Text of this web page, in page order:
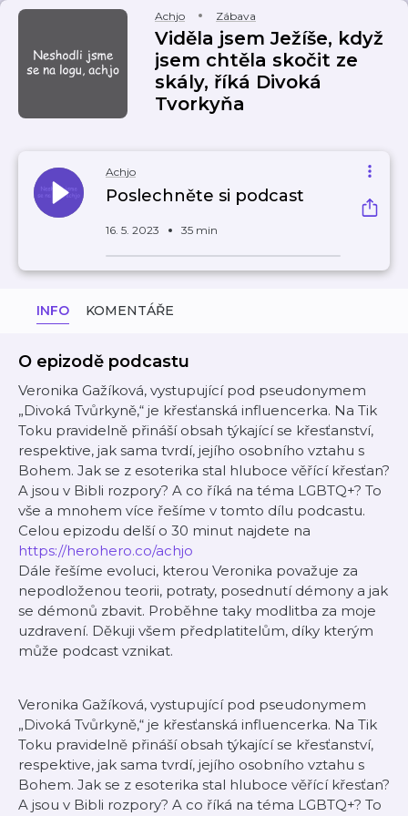
Achjo Zábava
Viděla jsem Ježíše, když
jsem chtěla skočit ze
skály, říká Divoká
Tvorkyňa
Achjo
Poslechněte si podcast
16. 5. 2023 35 min
INFO KOMENTÁŘE
O epizodě podcastu
Veronika Gažíková, vystupující pod pseudonymem
„Divoká Tvůrkyně,“ je křesťanská influencerka. Na Tik
Toku pravidelně přináší obsah týkající se křesťanství,
respektive, jak sama tvrdí, jejího osobního vztahu s
Bohem. Jak se z esoterika stal hluboce věřící křesťan?
A jsou v Bibli rozpory? A co říká na téma LGBTQ+? To
vše a mnohem více řešíme v tomto dílu podcastu.
Celou epizodu delší o 30 minut najdete na
https://herohero.co/achjo
Dále řešíme evoluci, kterou Veronika považuje za
nepodloženou teorii, potraty, posednutí démony a jak
se démonů zbavit. Proběhne taky modlitba za moje
uzdravení. Děkuji všem předplatitelům, díky kterým
může podcast vznikat.
Veronika Gažíková, vystupující pod pseudonymem
„Divoká Tvůrkyně,“ je křesťanská influencerka. Na Tik
Toku pravidelně přináší obsah týkající se křesťanství,
respektive, jak sama tvrdí, jejího osobního vztahu s
Bohem. Jak se z esoterika stal hluboce věřící křesťan?
A jsou v Bibli rozpory? A co říká na téma LGBTQ+? To